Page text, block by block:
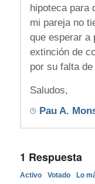
hipoteca para
mi pareja no
que esperar a
extinción de
por su falta
Saludos,
Pau A.
1 Respuesta
Activo Votado Lo